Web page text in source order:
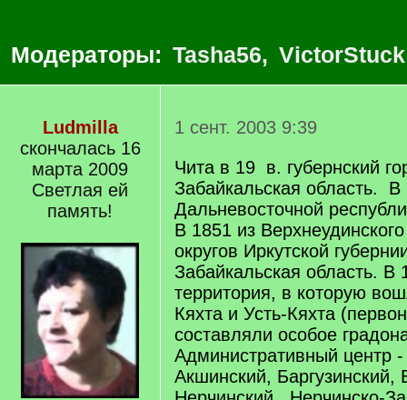
Модераторы: Tasha56, VictorStuck
Ludmilla
скончалась 16
марта 2009
Светлая ей
память!
1 сент. 2003 9:39
Чита в 19 в. губернский
Забайкальская область. В
Дальневосточной
В 1851 из
округов Иркутской
Забайкальская область. В
территория, в которую
Кяхта и Усть-Кяхта
составляли особое
Административный центр
Акшинский, Баргузинский,